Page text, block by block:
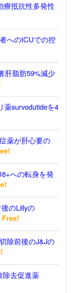
療抵抗性多発性
へのICUでの控
肝脂肪59%減少
薬survodutideを4
薬が肝心要の
への転身を発
のLillyの
Free!
除前後のJ&Jの
除去促進薬